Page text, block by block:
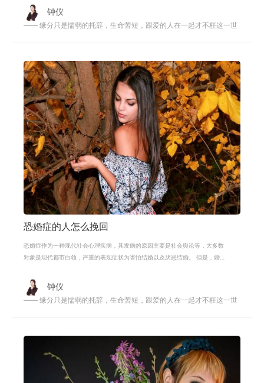
钟仪
—— 缘分只是懦弱的托辞，生命苦短，跟爱的人在一起才不枉这一世
恐婚症的人怎么挽回
恐婚症作为一种现代社会心理疾病，其发病的原因主要是社会舆论等，大多数
对象是现代都市白领，严重的表现症状为害怕结婚以及厌恶结婚。 但是，婚姻
钟仪
—— 缘分只是懦弱的托辞，生命苦短，跟爱的人在一起才不枉这一世